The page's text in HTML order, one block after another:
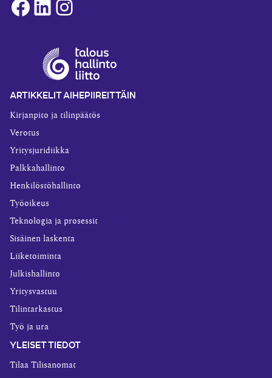
Facebook
LinkedInInstagram
ARTIKKELIT AIHEPIIREITTÄIN
Kirjanpito ja tilinpäätös
Verotus
Yritysjuridiikka
Palkkahallinto
Henkilöstöhallinto
Työoikeus
Teknologia ja prosessit
Sisäinen laskenta
Liiketoiminta
Julkishallinto
Yritysvastuu
Tilintarkastus
Työ ja ura
YLEISET TIEDOT
Tilaa Tilisanomat